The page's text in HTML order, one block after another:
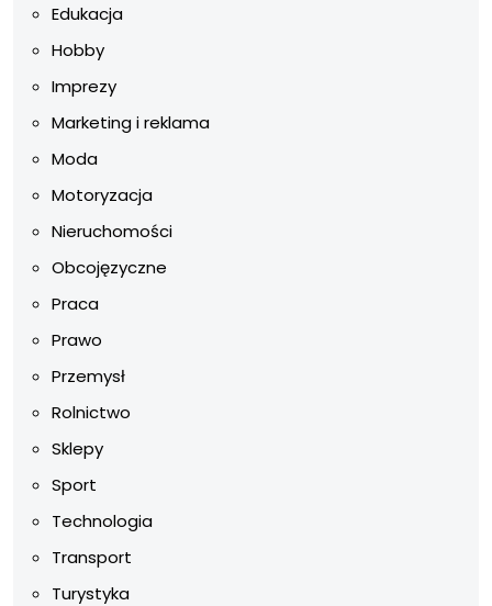
Edukacja
Hobby
Imprezy
Marketing i reklama
Moda
Motoryzacja
Nieruchomości
Obcojęzyczne
Praca
Prawo
Przemysł
Rolnictwo
Sklepy
Sport
Technologia
Transport
Turystyka